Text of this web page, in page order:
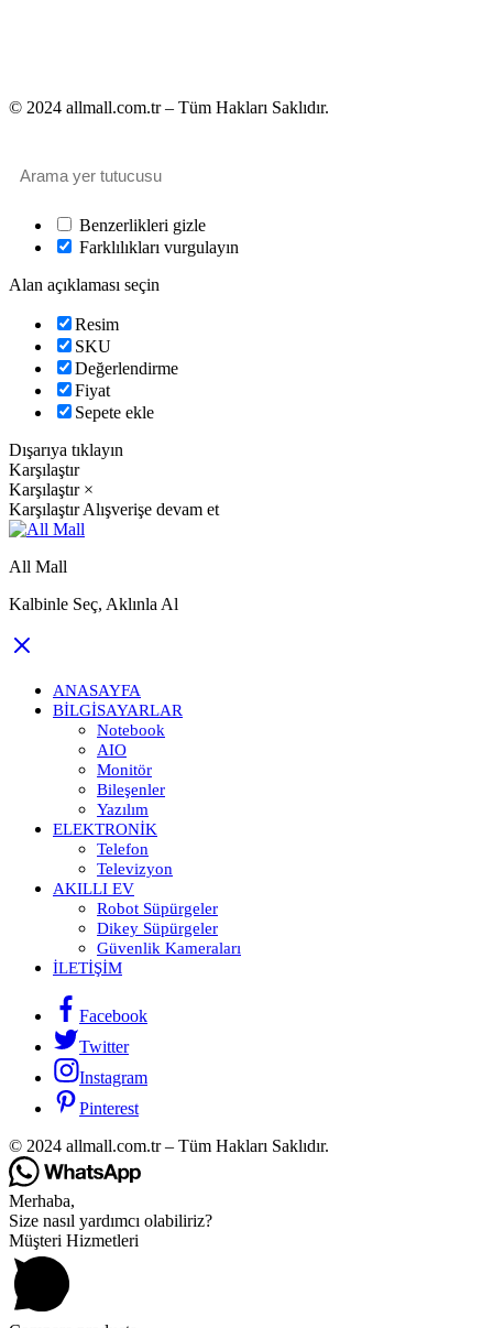
© 2024 allmall.com.tr – Tüm Hakları Saklıdır.
Benzerlikleri gizle
Farklılıkları vurgulayın
Alan açıklaması seçin
Resim
SKU
Değerlendirme
Fiyat
Sepete ekle
Dışarıya tıklayın
Karşılaştır
Karşılaştır ×
Karşılaştır Alışverişe devam et
All Mall
Kalbinle Seç, Aklınla Al
ANASAYFA
BILGISAYARLAR
Notebook
AIO
Monitör
Bileşenler
Yazılım
ELEKTRONIK
Telefon
Televizyon
AKILLI EV
Robot Süpürgeler
Dikey Süpürgeler
Güvenlik Kameraları
İLETIŞIM
Facebook
Twitter
Instagram
Pinterest
© 2024 allmall.com.tr – Tüm Hakları Saklıdır.
Merhaba,
Size nasıl yardımcı olabiliriz?
Müşteri Hizmetleri